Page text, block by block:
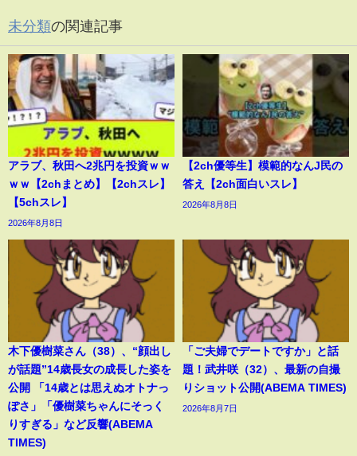
未分類の関連記事
アラブ、秋田へ2兆円を投資ｗｗ
ｗｗ【2chまとめ】【2chスレ】
【5chスレ】
2026年8月8日
【2ch優等生】模範的なんJ民の
答え【2ch面白いスレ】
2026年8月8日
木下優樹菜さん（38）、“顔出し
が話題”14歳長女の成長した姿を
公開 「14歳とは思えぬオトナっ
ぽさ」「優樹菜ちゃんにそっく
りすぎる」など反響(ABEMA
TIMES)
「ご夫婦でデートですか」と話
題！武井咲（32）、最新の自撮
りショット公開(ABEMA TIMES)
2026年8月7日